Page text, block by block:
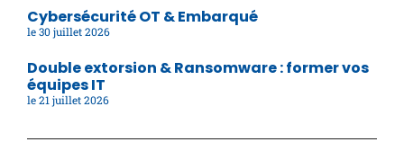
Cybersécurité OT & Embarqué
30 juillet 2026
Double extorsion & Ransomware : former vos
équipes IT
21 juillet 2026